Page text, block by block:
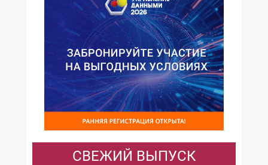
СВЕЖИЙ ВЫПУСК